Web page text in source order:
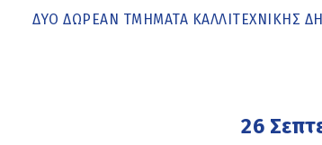
ΔΎΟ ΔΩΡΕΆΝ ΤΜΉΜΑΤΑ ΚΑΛΛΙΤΕΧΝΙΚΉΣ
26